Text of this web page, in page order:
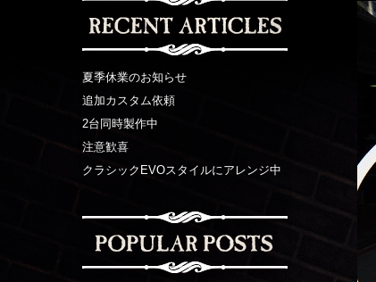
夏季休業のお知らせ
追加カスタム依頼
2台同時製作中
注意歓喜
クラシックEVOスタイルにアレンジ中